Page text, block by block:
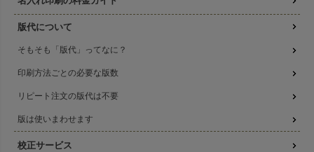
版代について
そもそも「版代」ってなに？
印刷方法ごとの必要な版数
リピート注文の版代は不要
版は使いまわせます
校正サービス